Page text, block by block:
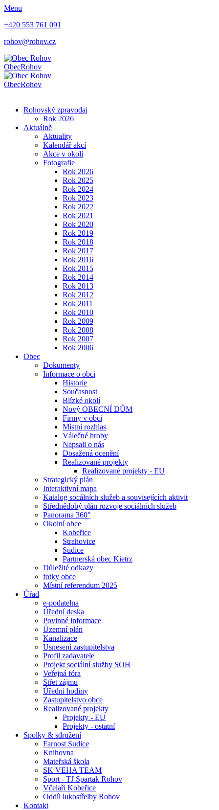
Menu
+420 553 761 091
rohov@rohov.cz
ObecRohov
ObecRohov
Rohovský zpravodaj
Rok 2026
Aktuálně
Aktuality
Kalendář akcí
Akce v okolí
Fotografie
Rok 2026
Rok 2025
Rok 2024
Rok 2023
Rok 2022
Rok 2021
Rok 2020
Rok 2019
Rok 2018
Rok 2017
Rok 2016
Rok 2015
Rok 2014
Rok 2013
Rok 2012
Rok 2011
Rok 2010
Rok 2009
Rok 2008
Rok 2007
Rok 2006
Obec
Dokumenty
Informace o obci
Historie
Současnost
Blízké okolí
Nový OBECNÍ DŮM
Firmy v obci
Místní rozhlas
Válečné hroby
Napsali o nás
Dosažená ocenění
Realizované projekty
Realizované projekty - EU
Strategický plán
Interaktivní mapa
Katalog socálních služeb a souvisejících aktivit
Střednědobý plán rozvoje sociálních služeb
Panorama 360°
Okolní obce
Kobeřice
Strahovice
Sudice
Partnerská obec Kietrz
Důležité odkazy
fotky obce
Místní referendum 2025
Úřad
e-podatelna
Úřední deska
Povinné informace
Územní plán
Kanalizace
Usnesení zastupitelstva
Profil zadavatele
Projekt sociální služby SOH
Veřejná fóra
Střet zájmu
Úřední hodiny
Zastupitelstvo obce
Realizované projekty
Projekty - EU
Projekty - ostatní
Spolky & sdružení
Farnost Sudice
Knihovna
Mateřská škola
SK VEHA TEAM
Sport - TJ Spartak Rohov
Včelaři Kobeřice
Oddíl lukostřelby Rohov
Kontakt